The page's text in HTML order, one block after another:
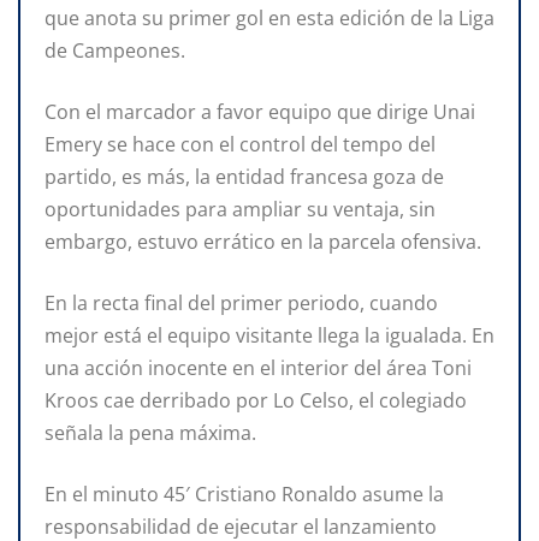
que anota su primer gol en esta edición de la Liga
de Campeones.
Con el marcador a favor equipo que dirige Unai
Emery se hace con el control del tempo del
partido, es más, la entidad francesa goza de
oportunidades para ampliar su ventaja, sin
embargo, estuvo errático en la parcela ofensiva.
En la recta final del primer periodo, cuando
mejor está el equipo visitante llega la igualada. En
una acción inocente en el interior del área Toni
Kroos cae derribado por Lo Celso, el colegiado
señala la pena máxima.
En el minuto 45′ Cristiano Ronaldo asume la
responsabilidad de ejecutar el lanzamiento